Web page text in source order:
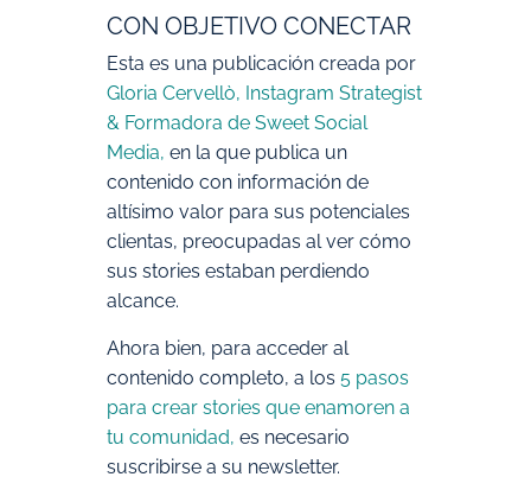
CON OBJETIVO CONECTAR
Esta es una publicación creada por
Gloria Cervellò, Instagram Strategist
& Formadora de Sweet Social
Media, en la que publica un
contenido con información de
altísimo valor para sus potenciales
clientas, preocupadas al ver cómo
sus stories estaban perdiendo
alcance.
Ahora bien, para acceder al
contenido completo, a los 5 pasos
para crear stories que enamoren a
tu comunidad, es necesario
suscribirse a su newsletter.